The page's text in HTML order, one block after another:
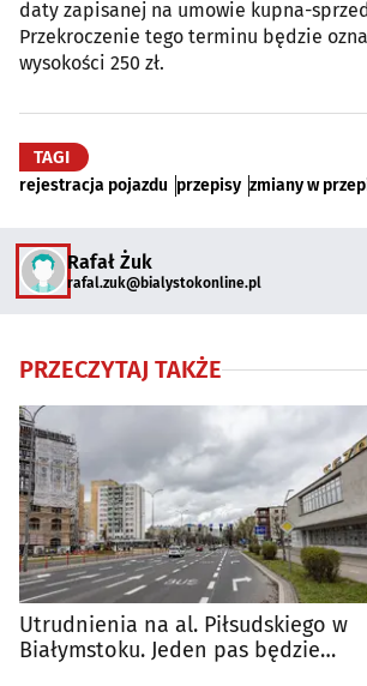
daty zapisanej na umowie kupna-
Przekroczenie tego terminu będzie
wysokości 250 zł.
TAGI
rejestracja pojazdu przepisy zmiany w
Rafał Żuk
rafal.zuk@bialystokonline.pl
PRZECZYTAJ TAKŻE
Utrudnienia na al. Piłsudskiego w
Białymstoku. Jeden pas będzie